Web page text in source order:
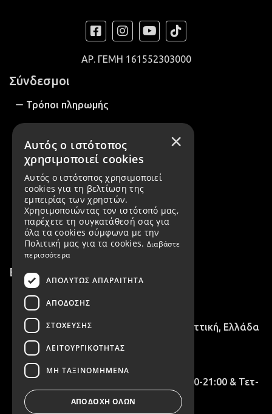
ΑΡ. ΓΕΜΗ 161552303000
Σύνδεσμοι
Τρόποι πληρωμής
Αλλαγές / Επιστροφές
Εταιρεία
Όροι χρήσης
Πολιτική Απορρήτου & GDPR
Επικοινωνία
2102716758
28ης Οκτωβρίου 15, Νέα Ιωνία, Αττική, Ελλάδα
Τρ -Πέμ - Παρ 09:00 - 15:00 & 17:00-21:00 & Τετ-
Σάβ 09:00 - 15:00
×
Αυτός ο ιστότοπος
χρησιμοποιεί cookies
Αυτός ο ιστότοπος χρησιμοποιεί
cookies για τη βελτίωση της
εμπειρίας των χρηστών.
Χρησιμοποιώντας τον ιστότοπό μας,
παρέχετε τη συγκατάθεσή σας για
όλα τα cookies σύμφωνα με την
Πολιτική μας για τα cookies. Διαβάστε
περισσότερα
ΑΠΟΛΎΤΩΣ ΑΠΑΡΑΊΤΗΤΑ
ΑΠΌΔΟΣΗΣ
ΣΤΌΧΕΥΣΗΣ
ΛΕΙΤΟΥΡΓΙΚΌΤΗΤΑΣ
ΜΗ ΤΑΞΙΝΟΜΗΜΈΝΑ
ΑΠΟΔΟΧΉ ΌΛΩΝ